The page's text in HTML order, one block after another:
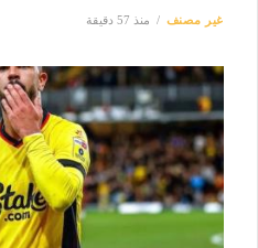
غير مصنف منذ 57 دقيقة